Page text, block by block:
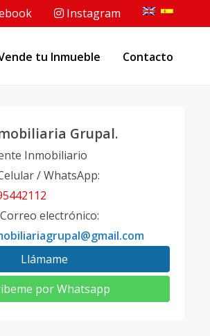
Instagram
tu Inmueble Contacto
Grupal.
Inmobiliario
/ WhatsApp:
Correo electrónico:
Llámame
por Whatsapp